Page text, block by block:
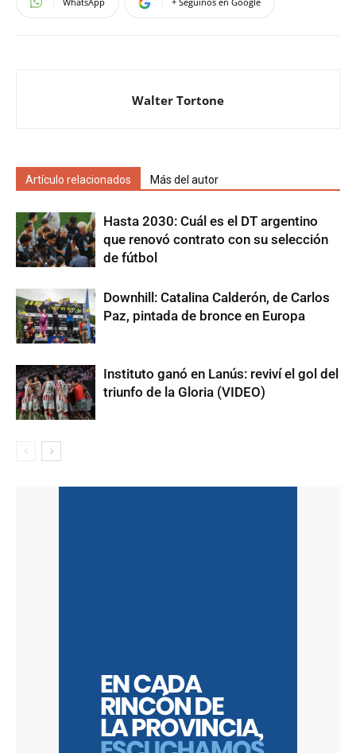
Walter Tortone
Artículo relacionados Más del autor
Hasta 2030: Cuál es el DT argentino
que renovó contrato con su selección
de fútbol
Downhill: Catalina Calderón, de Carlos
Paz, pintada de bronce en Europa
Instituto ganó en Lanús: reviví el gol del
triunfo de la Gloria (VIDEO)